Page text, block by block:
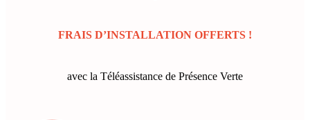
FRAIS D’INSTALLATION OFFERTS !
avec la Téléassistance de Présence Verte